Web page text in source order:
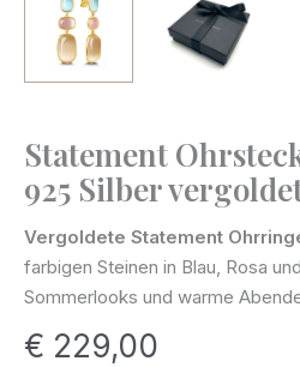
Statement
925 Silber
Vergoldete Statement
farbigen Steinen in Blau, Rosa
Sommerlooks und warme
€ 229,00
Statement
Ohrstecker
925
Silber
Menge